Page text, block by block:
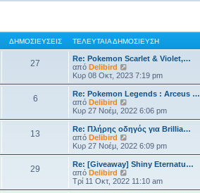
ΔΗΜΟΣΙΕΎΣΕΙΣ ΤΕΛΕΥΤΑΊΑ ΔΗΜΟΣΊΕΥΣΗ
27
Re: Pokemon Scarlet & Violet,…
από Delibird
ρ
ο
β
λ
η
ς
τ
λ
υ
Κυρ 08 Οκτ, 2023 7:19 pm
6
Re: Pokemon Legends : Arceus …
από Delibird
ρ
ο
β
ο
λ
τ
η
ς
τ
Κυρ 27 Νοέμ, 2022 6:06 pm
13
Re: Πλήρης οδηγός για Brillia…
από Delibird
ρ
ο
β
ο
λ
Κυρ 27 Νοέμ, 2022 6:09 pm
29
Re: [Giveaway] Shiny Eternatu…
από Delibird
ρ
ο
Τρί 11 Οκτ, 2022 11:10 am